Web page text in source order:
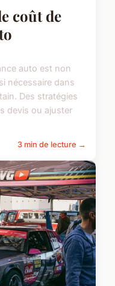
coût de
auto est non
nécessaire dans
Des stratégies
devis ou ajuster
3 min de lecture →